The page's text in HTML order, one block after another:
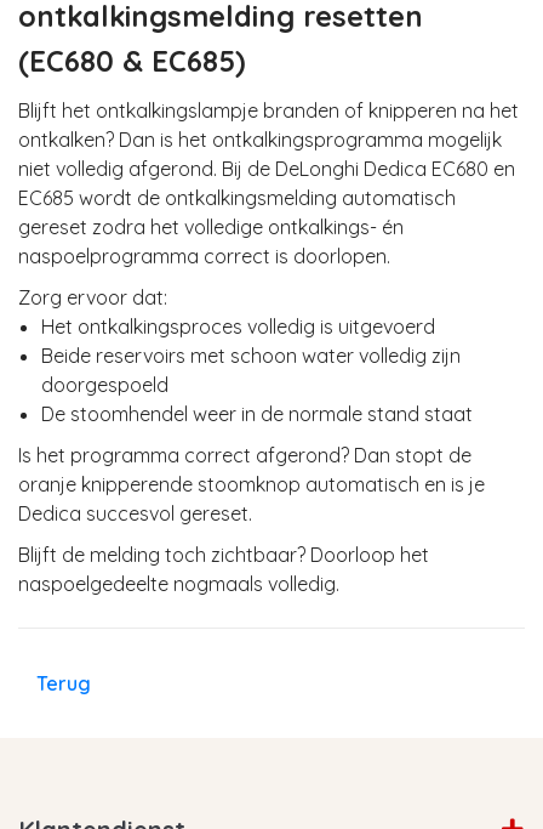
ontkalkingsmelding resetten
(EC680 & EC685)
Blijft het ontkalkingslampje branden of knipperen na het
ontkalken? Dan is het ontkalkingsprogramma mogelijk
niet volledig afgerond. Bij de DeLonghi Dedica EC680 en
EC685 wordt de ontkalkingsmelding automatisch
gereset zodra het volledige ontkalkings- én
naspoelprogramma correct is doorlopen.
Zorg ervoor dat:
Het ontkalkingsproces volledig is uitgevoerd
Beide reservoirs met schoon water volledig zijn
doorgespoeld
De stoomhendel weer in de normale stand staat
Is het programma correct afgerond? Dan stopt de
oranje knipperende stoomknop automatisch en is je
Dedica succesvol gereset.
Blijft de melding toch zichtbaar? Doorloop het
naspoelgedeelte nogmaals volledig.
Terug